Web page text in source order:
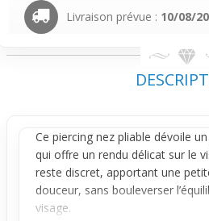
Livraison prévue : 10/08/
Ce piercing nez pliable dévoile
qui offre un rendu délicat sur le
reste discret, apportant une
douceur, sans bouleverser
visage.